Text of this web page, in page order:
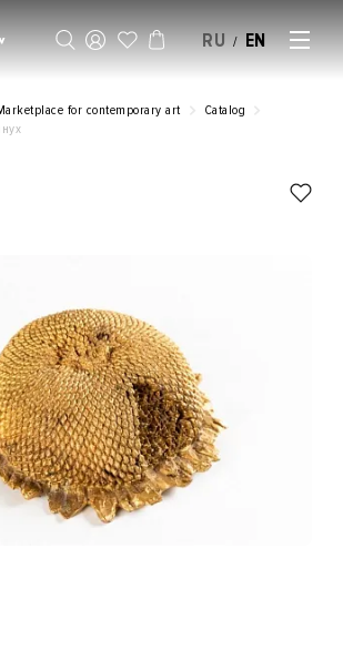
RU / EN
for contemporary art
Catalog